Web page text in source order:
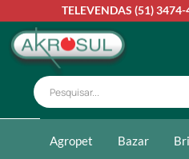
TELEVENDAS (51) 3474-
Agropet Bazar